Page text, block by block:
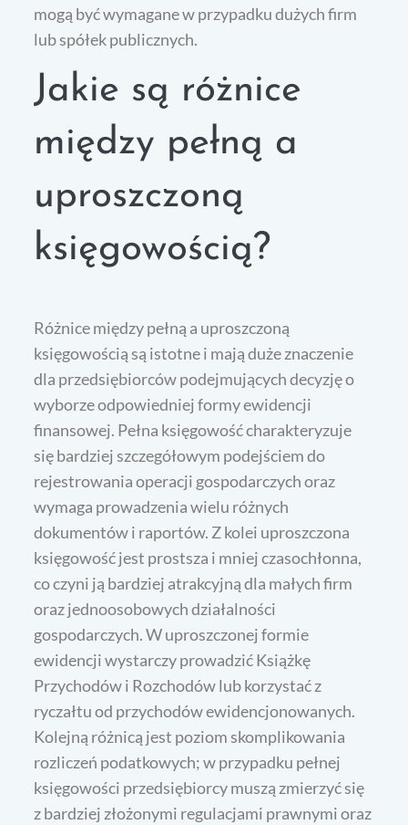
mogą być wymagane w przypadku dużych firm
lub spółek publicznych.
Jakie są różnice
między pełną a
uproszczoną
księgowością?
Różnice między pełną a uproszczoną
księgowością są istotne i mają duże znaczenie
dla przedsiębiorców podejmujących decyzję o
wyborze odpowiedniej formy ewidencji
finansowej. Pełna księgowość charakteryzuje
się bardziej szczegółowym podejściem do
rejestrowania operacji gospodarczych oraz
wymaga prowadzenia wielu różnych
dokumentów i raportów. Z kolei uproszczona
księgowość jest prostsza i mniej czasochłonna,
co czyni ją bardziej atrakcyjną dla małych firm
oraz jednoosobowych działalności
gospodarczych. W uproszczonej formie
ewidencji wystarczy prowadzić Książkę
Przychodów i Rozchodów lub korzystać z
ryczałtu od przychodów ewidencjonowanych.
Kolejną różnicą jest poziom skomplikowania
rozliczeń podatkowych; w przypadku pełnej
księgowości przedsiębiorcy muszą zmierzyć się
z bardziej złożonymi regulacjami prawnymi oraz